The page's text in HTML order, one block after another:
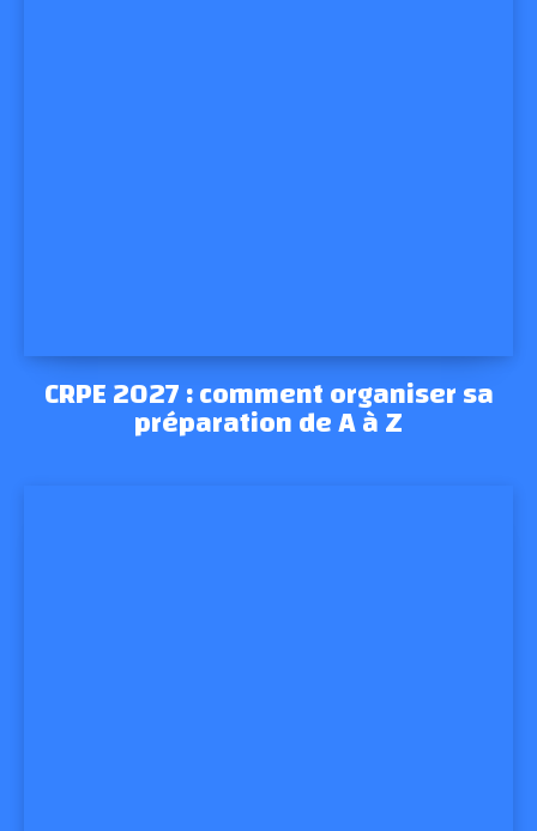
CRPE 2027 : comment organiser sa
préparation de A à Z